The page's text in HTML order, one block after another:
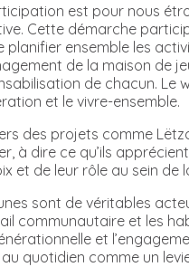
est pour nous
Cette démarche
planifier ensemble les
de la maison de
de chacun. Le
et le vivre-ensemble.
des projets comme
à dire ce qu’ils
et de leur rôle au sein de
sont de véritables
communautaire et les
et
quotidien comme un